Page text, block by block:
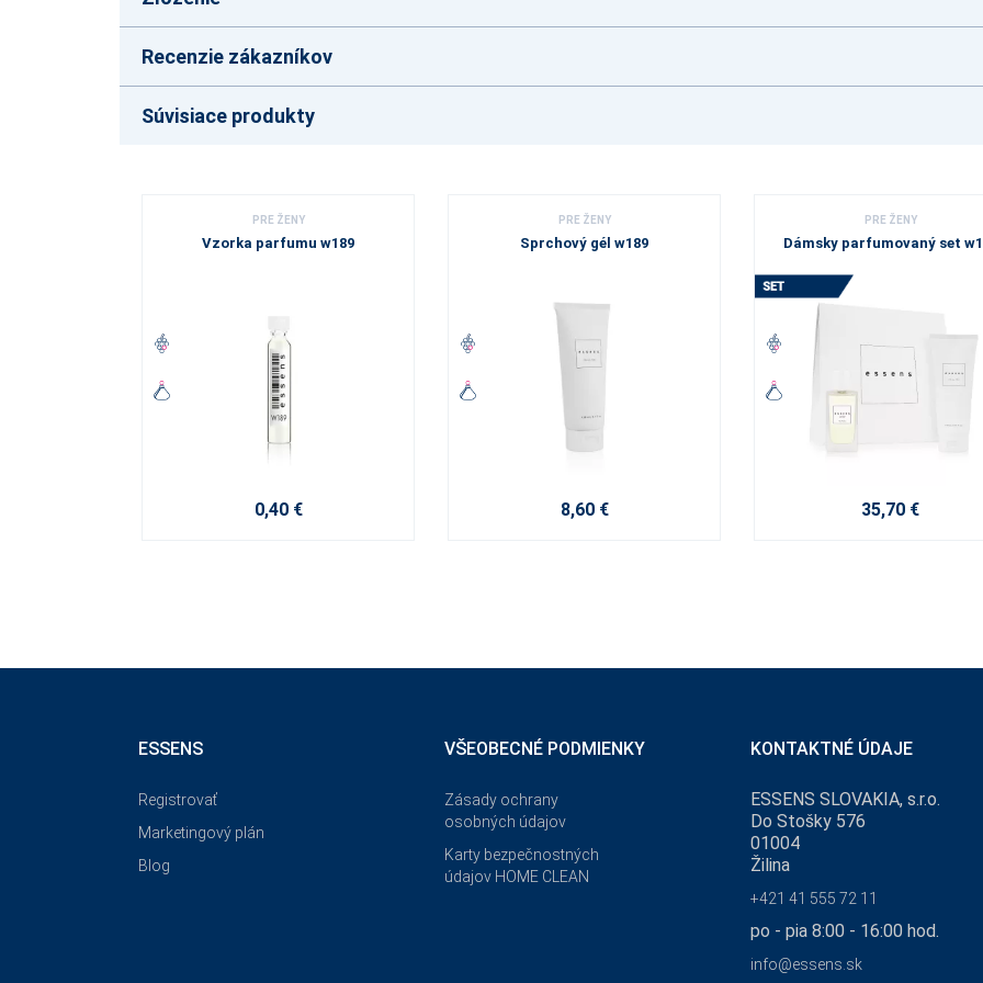
Recenzie zákazníkov
Súvisiace produkty
PRE ŽENY
Vzorka parfumu w189
0,40 €
PRE ŽENY
Sprchový gél w189
8,60 €
PRE ŽENY
Dámsky parfumovaný set
35,70 €
ESSENS
Registrovať
Marketingový plán
Blog
VŠEOBECNÉ PODMIENKY
Zásady ochrany
osobných údajov
Karty bezpečnostných
údajov HOME CLEAN
KONTAKTNÉ ÚDAJE
ESSENS SLOVAKIA, s.r.o.
Do Stošky 576
01004
Žilina
+421 41 555 72 11
po - pia 8:00 - 16:00 hod.
info@essens.sk